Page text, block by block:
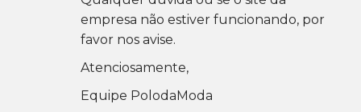
empresa não estiver funcionando, por
favor nos avise.
Atenciosamente,
Equipe PolodaModa